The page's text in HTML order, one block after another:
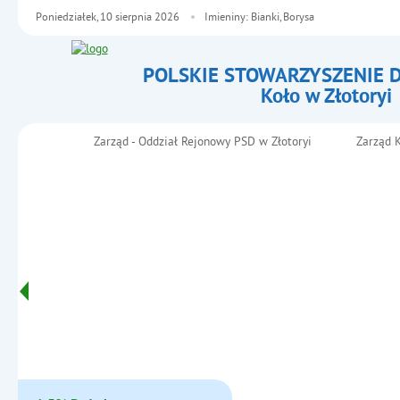
POLSKIE STOWARZYSZENIE
Koło w Złotoryi
Poniedziałek, 10 sierpnia 2026 Imieniny: Bianki, Borysa
Menu główneZarząd - Oddział Rejonowy PSD w Złotoryi Zarząd